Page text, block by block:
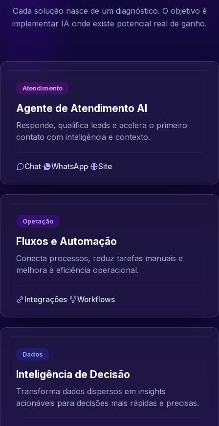
Cada solução nasce de um diagnóstico. O objetivo é
implementar IA onde existe potencial real de ganho.
Atendimento
Agente de Atendimento AI
Responde, qualifica leads e acelera o primeiro
contato com inteligência e contexto.
Chat· WhatsApp· Site
Operação
Fluxos e Automação
Conecta processos, reduz tarefas manuais e
melhora a eficiência operacional.
Integrações· Workflows
Dados
Inteligência de Decisão
Transforma dados dispersos em insights
acionáveis para decisões mais rápidas e precisas.